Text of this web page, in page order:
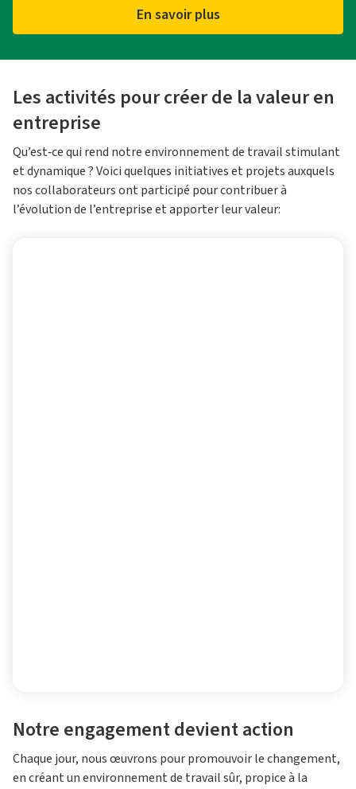
En savoir plus
Les activités pour créer de la valeur en
entreprise
Qu’est‑ce qui rend notre environnement de travail stimulant
et dynamique ? Voici quelques initiatives et projets auxquels
nos collaborateurs ont participé pour contribuer à
l’évolution de l’entreprise et apporter leur valeur:
Notre engagement devient action
Chaque jour, nous œuvrons pour promouvoir le changement,
en créant un environnement de travail sûr, propice à la